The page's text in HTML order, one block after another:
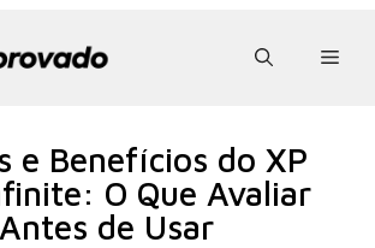
e Benefícios do XP
O Que Avaliar
Antes de Usar